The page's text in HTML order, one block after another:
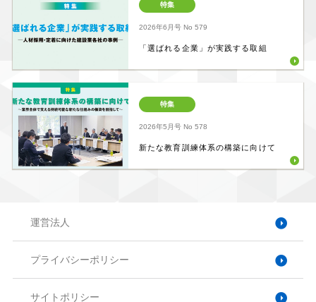
特集
2026年6月号No 579
「選ばれる企業」が実践する取組
特集
2026年5月号No 578
新たな教育訓練体系の構築に向けて
運営法人
プライバシーポリシー
サイトポリシー